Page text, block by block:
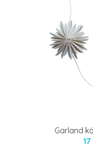
Garland
17